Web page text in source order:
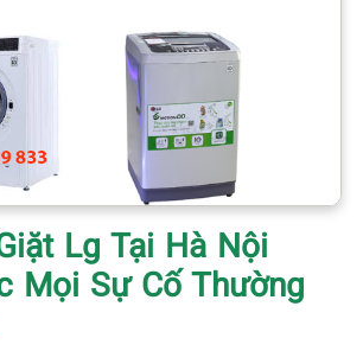
Lg Tại Hà Nội
Mọi Sự Cố Thường